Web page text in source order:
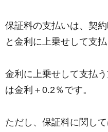
保証料の支払いは、契
と金利に上乗せして支
金利に上乗せして支払
は金利＋0.2％です。
ただし、保証料に関し